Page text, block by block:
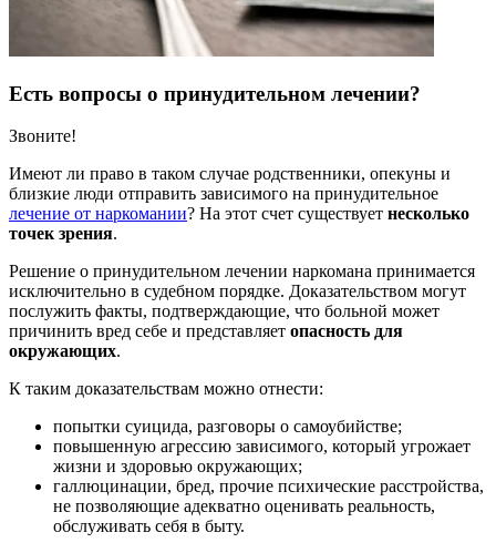
Есть вопросы о принудительном лечении?
Звоните!
Имеют ли право в таком случае родственники, опекуны и
близкие люди отправить зависимого на принудительное
лечение от наркомании? На этот счет существует несколько
точек зрения.
Решение о принудительном лечении наркомана принимается
исключительно в судебном порядке. Доказательством могут
послужить факты, подтверждающие, что больной может
причинить вред себе и представляет опасность для
окружающих.
К таким доказательствам можно отнести:
попытки суицида, разговоры о самоубийстве;
повышенную агрессию зависимого, который угрожает
жизни и здоровью окружающих;
галлюцинации, бред, прочие психические расстройства,
не позволяющие адекватно оценивать реальность,
обслуживать себя в быту.